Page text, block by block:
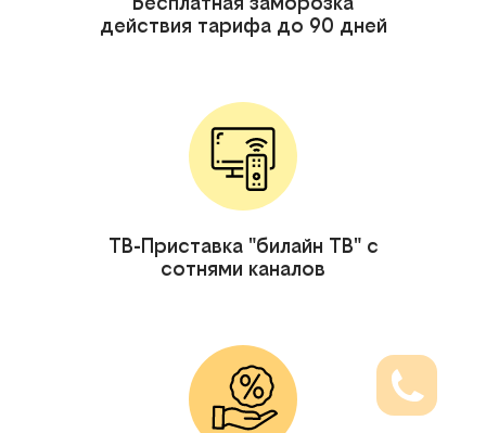
действия тарифа до 90 дней
ТВ-Приставка "билайн ТВ" с
сотнями каналов